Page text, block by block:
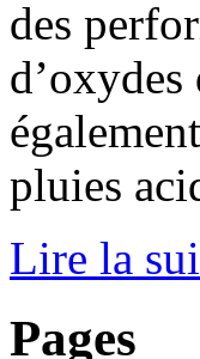
des
pluies
Lire la
Pages